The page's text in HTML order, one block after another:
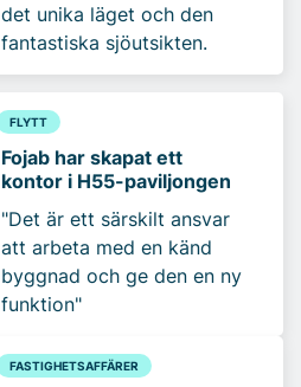
det unika läget och den
fantastiska sjöutsikten.
FLYTT
Fojab har skapat ett
kontor i H55-paviljongen
"Det är ett särskilt ansvar
att arbeta med en känd
byggnad och ge den en ny
funktion"
FASTIGHETSAFFÄRER